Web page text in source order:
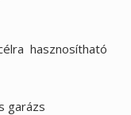
hasznosítható
garázs